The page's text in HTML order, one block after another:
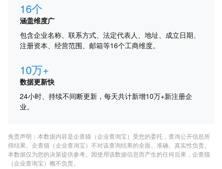
16个
涵盖维度广
包含企业名称、联系方式、法定代表人、地址、成立日期、
注册资本、经营范围、邮箱等16个工商维度。
10万+
数据更新快
24小时、持续不间断更新，每天共计新增10万+新注册企
业。
免责声明：本数据内容是企查猫（企业查询宝）受您的委托，查询公开信息所
得结果。企查猫（企业查询宝）不对该查询结果的全面、准确、真实性负责。
本数据仅为您的决策提供参考。因使用该数据信息而产生的任何后果，企查猫
（企业查询宝）概不负责。